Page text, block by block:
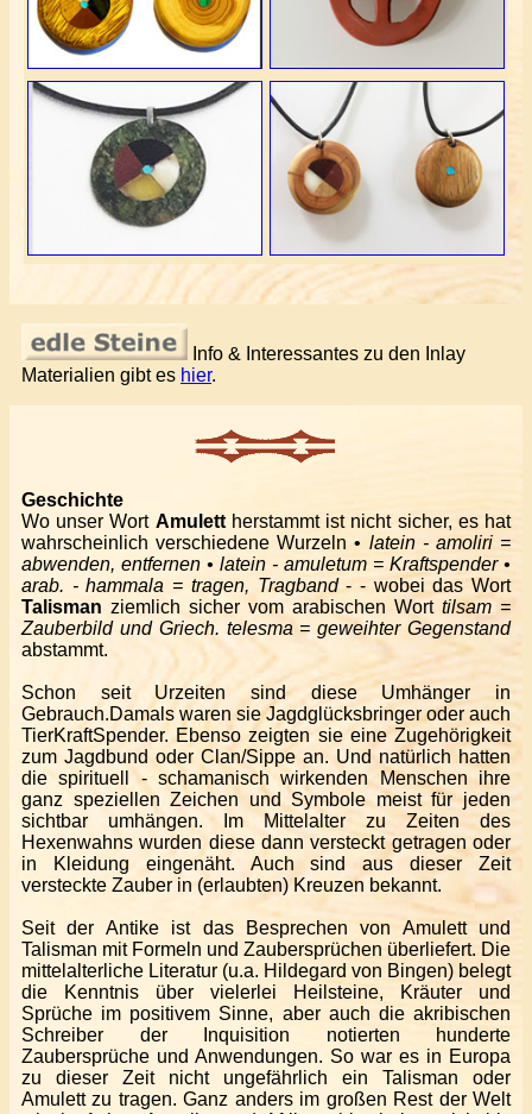
Info & Interessantes zu den Inlay
Materialien gibt es hier.
Geschichte
Wo unser Wort Amulettherstammt ist nicht sicher, es hat
wahrscheinlich verschiedene Wurzeln • latein - amoliri =
abwenden, entfernen • latein - amuletum = Kraftspender •
arab. - hammala = tragen, Tragband- - wobei das Wort
Talisman ziemlich sicher vom arabischen Wort tilsam =
Zauberbild und Griech. telesma = geweihter Gegenstand
abstammt.
Schon seit Urzeiten sind diese Umhänger in
Gebrauch.Damals waren sie Jagdglücksbringer oder auch
TierKraftSpender. Ebenso zeigten sie eine Zugehörigkeit
zum Jagdbund oder Clan/Sippe an. Und natürlich hatten
die spirituell - schamanisch wirkenden Menschen ihre
ganz speziellen Zeichen und Symbole meist für jeden
sichtbar umhängen. Im Mittelalter zu Zeiten des
Hexenwahns wurden diese dann versteckt getragen oder
in Kleidung eingenäht. Auch sind aus dieser Zeit
versteckte Zauber in (erlaubten) Kreuzen bekannt.
Seit der Antike ist das Besprechen von Amulett und
Talisman mit Formeln und Zaubersprüchen überliefert. Die
mittelalterliche Literatur (u.a. Hildegard von Bingen) belegt
die Kenntnis über vielerlei Heilsteine, Kräuter und
Sprüche im positivem Sinne, aber auch die akribischen
Schreiber der Inquisition notierten hunderte
Zaubersprüche und Anwendungen. So war es in Europa
zu dieser Zeit nicht ungefährlich ein Talisman oder
Amulett zu tragen. Ganz anders im großen Rest der Welt